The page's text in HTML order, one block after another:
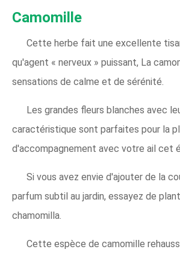
Camomille
Cette herbe fait une excellente
qu'agent « nerveux » puissant, La
sensations de calme et de sérénité.
Les grandes fleurs blanches avec
caractéristique sont parfaites pour la
d'accompagnement avec votre ail cet
Si vous avez envie d'ajouter de la
parfum subtil au jardin, essayez de
chamomilla.
Cette espèce de camomille